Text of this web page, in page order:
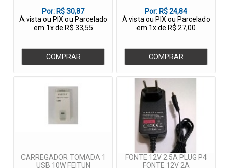
Por: R$ 30,87
À vista ou PIX ou Parcelado
em 1x de R$ 33,55
COMPRAR
Por: R$ 24,84
À vista ou PIX ou Parcelado
em 1x de R$ 27,00
COMPRAR
CARREGADOR TOMADA 1
USB 10W FEITUN
FONTE 12V 2.5A PLUG P4
FONTE 12V 2A